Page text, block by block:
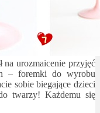
na urozmaicenie przyjęć
– foremki do wyrobu
sobie biegające dzieci
twarzy! Każdemu się